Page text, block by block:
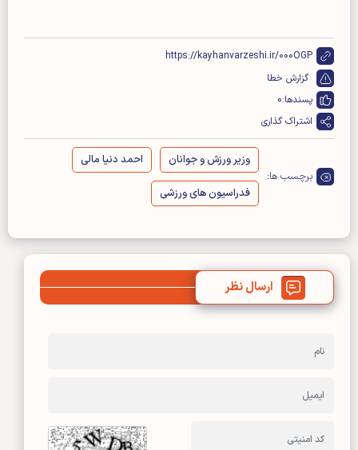
https://kayhanvarzeshi.ir/000OGP
گزارش خطا
پسندها:0
اشتراک گذاری
برچسب ها:
وزیر ورزش و جوانان احمد دنیا مالی
فدراسیون های ورزشی
ارسال نظر